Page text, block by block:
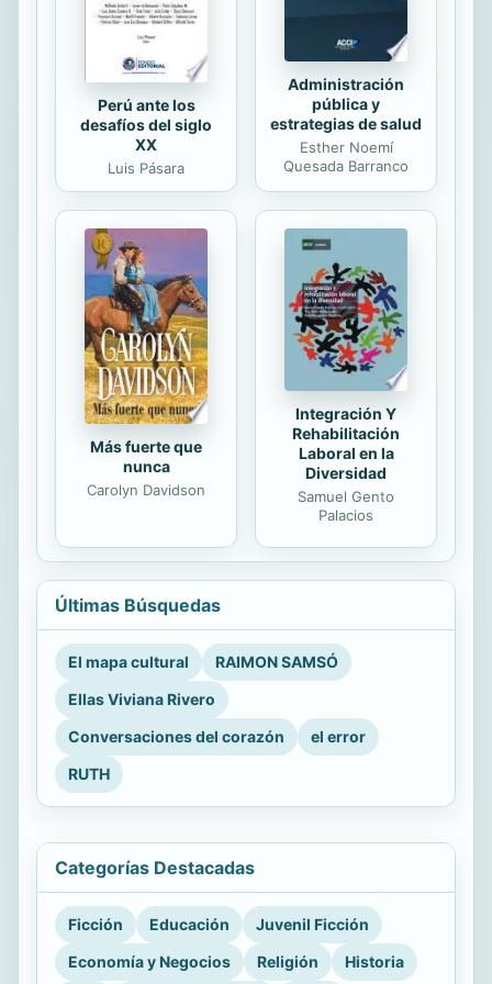
fisiopatológicos y de tratamiento...
Perú ante los
desafíos del siglo
XX
Luis Pásara
Administración
pública y
estrategias de salud
Esther Noemí
Quesada Barranco
Más fuerte que
nunca
Carolyn Davidson
Integración Y
Rehabilitación
Laboral en la
Diversidad
Samuel Gento
Palacios
Últimas Búsquedas
El mapa cultural
RAIMON SAMSÓ
Ellas Viviana Rivero
Conversaciones del corazón
el error
RUTH
Categorías Destacadas
Ficción Educación
Juvenil Ficción
Economía y Negocios
Religión Historia